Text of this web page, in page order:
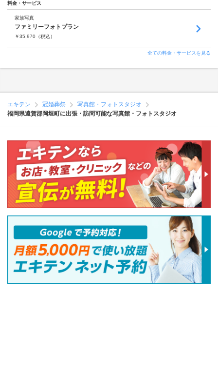
料金・サービス
家族写真
ファミリーフォトプラン
￥35,970 （税込）
全ての料金・サービスを見る
エキテン 冠婚葬祭
写真館・フォトスタジオ
福岡県遠賀郡岡垣町に出張・訪問可能な写真館・フォトスタジオ